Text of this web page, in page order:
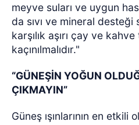
meyve suları ve uygun
da sıvı ve mineral desteği
karşılık aşırı çay ve
kaçınılmalıdır."
“GÜNEŞİN YOĞUN
ÇIKMAYIN”
Güneş ışınlarının en etkili